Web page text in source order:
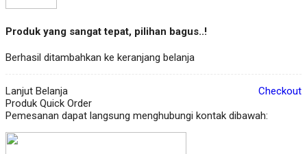
Produk yang sangat tepat, pilihan bagus..!
Berhasil ditambahkan ke keranjang belanja
Lanjut Belanja
Checkout
Produk Quick Order
Pemesanan dapat langsung menghubungi kontak dibawah: